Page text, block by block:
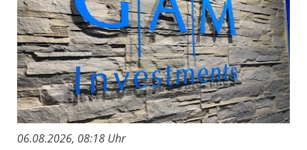
06.08.2026, 08:18 Uhr